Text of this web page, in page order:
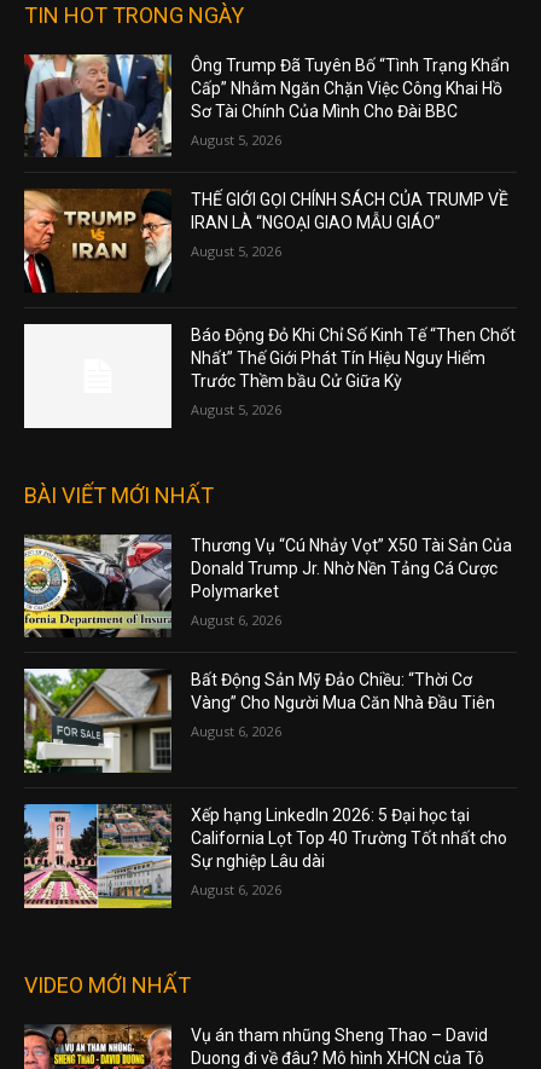
TIN HOT TRONG NGÀY
Ông Trump Đã Tuyên Bố “Tình Trạng Khẩn
Cấp” Nhằm Ngăn Chặn Việc Công Khai Hồ
Sơ Tài Chính Của Mình Cho Đài BBC
August 5, 2026
THẾ GIỚI GỌI CHÍNH SÁCH CỦA TRUMP VỀ
IRAN LÀ “NGOẠI GIAO MẪU GIÁO”
August 5, 2026
Báo Động Đỏ Khi Chỉ Số Kinh Tế “Then Chốt
Nhất” Thế Giới Phát Tín Hiệu Nguy Hiểm
Trước Thềm bầu Cử Giữa Kỳ
August 5, 2026
BÀI VIẾT MỚI NHẤT
Thương Vụ “Cú Nhảy Vọt” X50 Tài Sản Của
Donald Trump Jr. Nhờ Nền Tảng Cá Cược
Polymarket
August 6, 2026
Bất Động Sản Mỹ Đảo Chiều: “Thời Cơ
Vàng” Cho Người Mua Căn Nhà Đầu Tiên
August 6, 2026
Xếp hạng LinkedIn 2026: 5 Đại học tại
California Lọt Top 40 Trường Tốt nhất cho
Sự nghiệp Lâu dài
August 6, 2026
VIDEO MỚI NHẤT
Vụ án tham nhũng Sheng Thao – David
Duong đi về đâu? Mô hình XHCN của Tô